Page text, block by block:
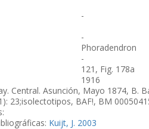
-
-
Phoradendron
-
121, Fig. 178a
1916
Central. Asunción, Mayo 1874, B.
23;isolectotipos, BAF!, BM
Kuijt, J. 2003